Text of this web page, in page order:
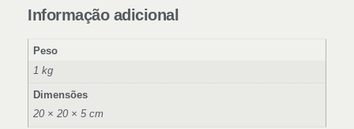
Informação adicional
Peso
1 kg
Dimensões
20 × 20 × 5 cm